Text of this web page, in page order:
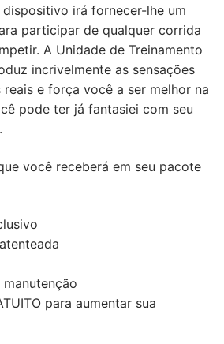
irá fornecer-lhe um
participar de qualquer corrida
A Unidade de Treinamento
incrivelmente as sensações
reais e força você a ser melhor na
pode ter já fantasiei com seu
você receberá em seu pacote
para aumentar sua